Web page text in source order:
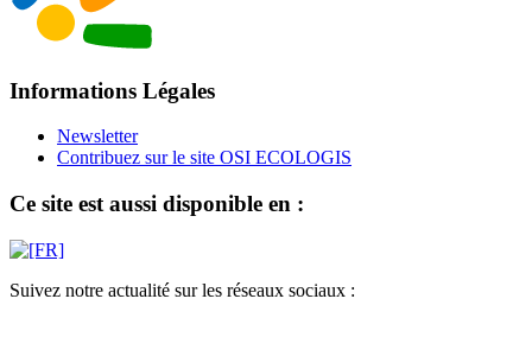
Informations Légales
Newsletter
Contribuez sur le site OSI ECOLOGIS
Ce site est aussi disponible en :
Suivez notre actualité sur les réseaux sociaux :